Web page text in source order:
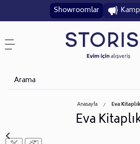
Showroomlar
Anasayfa Eva Kitaplık
Eva